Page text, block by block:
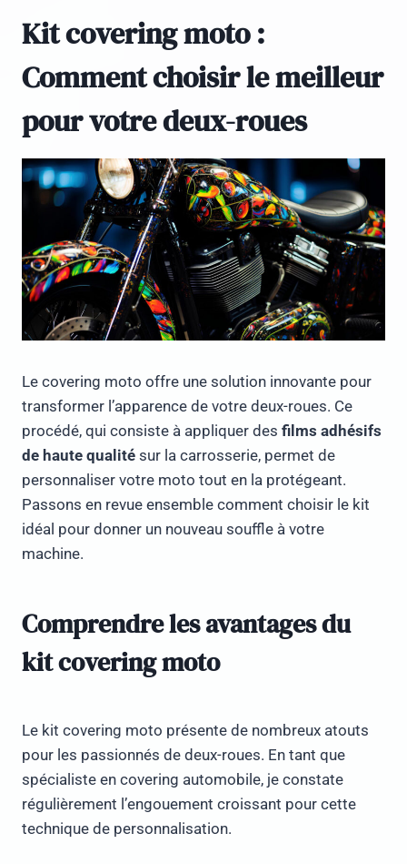
Kit covering moto :
Comment choisir le meilleur
pour votre deux-roues
Le covering moto offre une solution innovante pour
transformer l’apparence de votre deux-roues. Ce
procédé, qui consiste à appliquer des films adhésifs
de haute qualité sur la carrosserie, permet de
personnaliser votre moto tout en la protégeant.
Passons en revue ensemble comment choisir le kit
idéal pour donner un nouveau souffle à votre
machine.
Comprendre les avantages du
kit covering moto
Le kit covering moto présente de nombreux atouts
pour les passionnés de deux-roues. En tant que
spécialiste en covering automobile, je constate
régulièrement l’engouement croissant pour cette
technique de personnalisation.